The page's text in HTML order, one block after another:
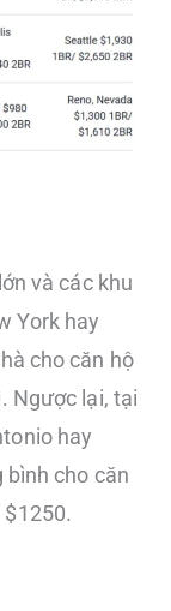
và các khu
York hay
cho căn hộ
Ngược lại, tại
hay
cho căn